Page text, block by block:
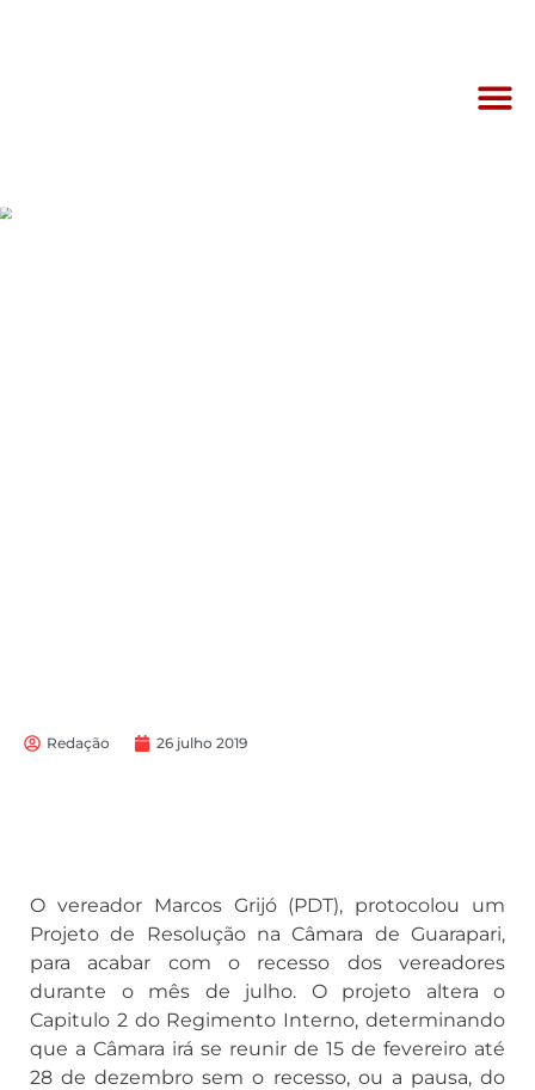
Redação 26 julho 2019
O vereador Marcos Grijó (PDT), protocolou um
Projeto de Resolução na Câmara de Guarapari,
para acabar com o recesso dos vereadores
durante o mês de julho. O projeto altera o
Capitulo 2 do Regimento Interno, determinando
que a Câmara irá se reunir de 15 de fevereiro até
28 de dezembro sem o recesso, ou a pausa, do